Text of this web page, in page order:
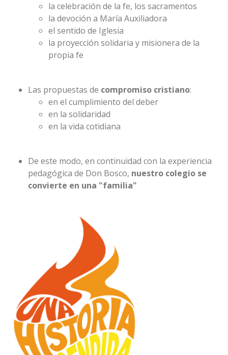
la celebración de la fe, los sacramentos
la devoción a María Auxiliadora
el sentido de Iglesia
la proyección solidaria y misionera de la
propia fe
Las propuestas de compromiso cristiano:
en el cumplimiento del deber
en la solidaridad
en la vida cotidiana
De este modo, en continuidad con la experiencia
pedagógica de Don Bosco, nuestro colegio se
convierte en una "familia"